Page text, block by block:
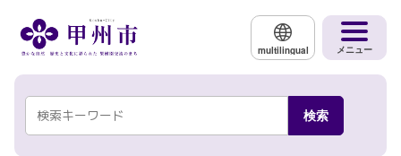
multilingual メニュー